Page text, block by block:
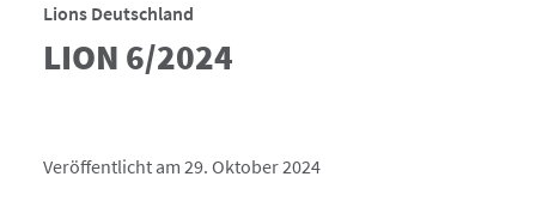
Lions Deutschland
LION 6/2024
Veröffentlicht am 29. Oktober 2024